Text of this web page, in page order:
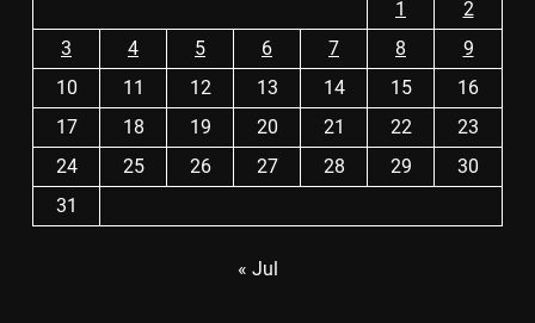
1
2
3
4 5 6 7 8
9
10
11 12 13 14 15
16
17
18 19 20 21 22
23
24
25 26 27 28 29
30
31
« Jul